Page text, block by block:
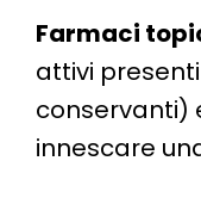
Farmaci
attivi
conservanti)
innescare